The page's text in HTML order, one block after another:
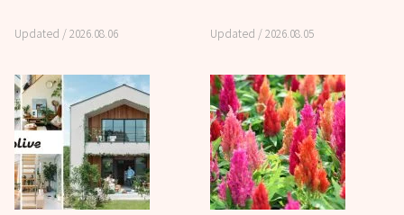
Updated /2026.08.06 Updated /2026.08.05